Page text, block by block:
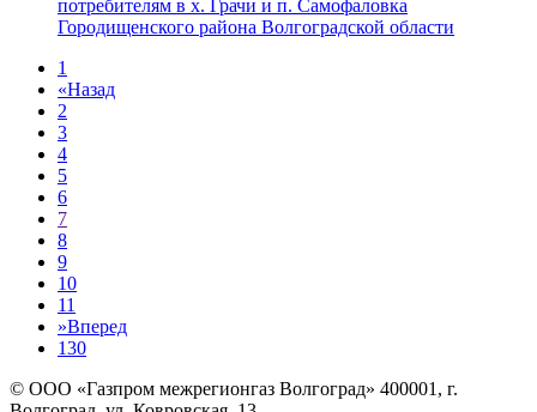
потребителям в х. Грачи и п. Самофаловка
Городищенского района Волгоградской области
1
«Назад
2
3
4
5
6
7
8
9
10
11
»Вперед
130
© ООО «Газпром межрегионгаз Волгоград» 400001, г.